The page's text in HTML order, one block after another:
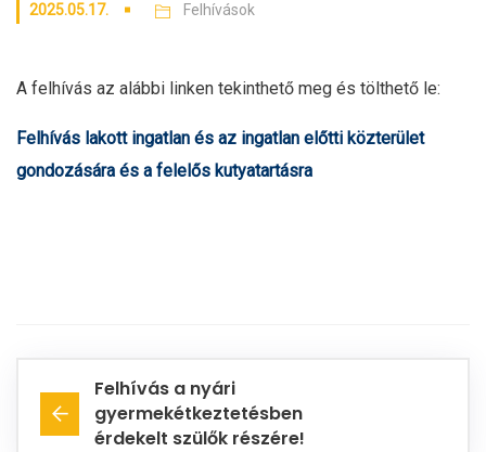
2025.05.17. Felhívások
A felhívás az alábbi linken tekinthető meg és tölthető le:
Felhívás lakott ingatlan és az ingatlan előtti közterület
gondozására és a felelős kutyatartásra
Felhívás a nyári
gyermekétkeztetésben
érdekelt szülők részére!